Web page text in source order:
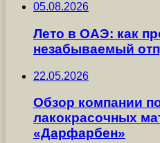
05.08.2026
Лето в ОАЭ: как
незабываемый
22.05.2026
Обзор компании
лакокрасочных
«Дарфарбен»